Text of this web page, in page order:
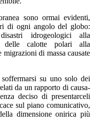
sono ormai evidenti,
di ogni angolo del globo:
idrogeologici alla
delle calotte polari alla
di massa causate
su uno solo dei
da un rapporto di causa-
deciso di presentarceli
sul piano comunicativo,
dimensione onirica più